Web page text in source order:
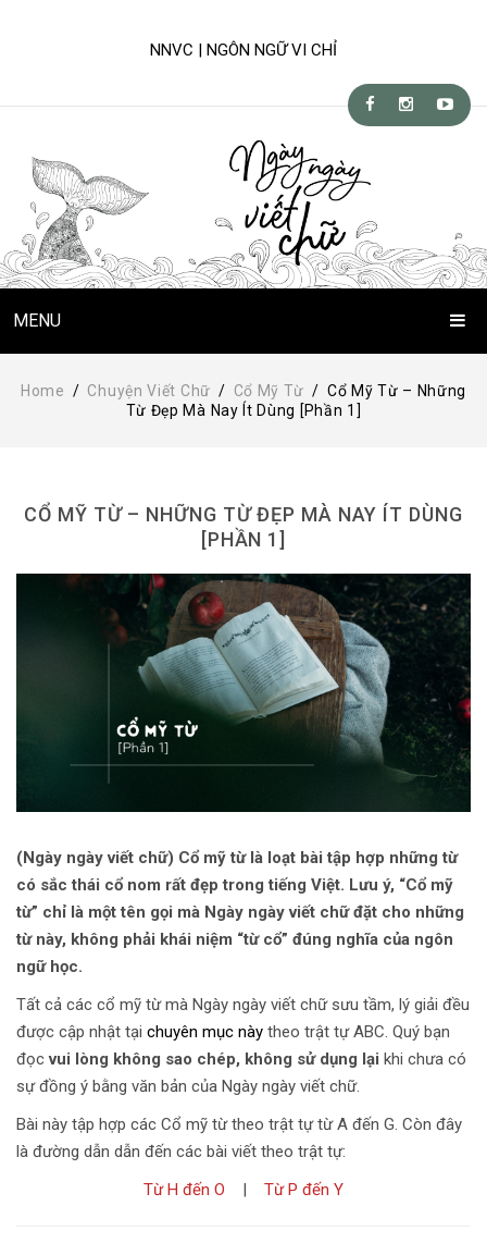
NNVC | NGÔN NGỮ VI CHỈ
MENU
Trang Chủ
Dùng từ đặt câu
Học từ dân gian
Ngòi bút người xưa
Người Việt với tiếng Việt
Sự Kiện Chữ
Thư Viện Chữ
Sách Chữ viết
Sách Chữ đọc
Về Chúng Tôi
Home / Chuyện Viết Chữ / Cổ Mỹ Từ / Cổ Mỹ Từ – Những
Từ Đẹp Mà Nay Ít Dùng [Phần 1]
CỔ MỸ TỪ – NHỮNG TỪ ĐẸP MÀ NAY ÍT DÙNG
[PHẦN 1]
(Ngày ngày viết chữ) Cổ mỹ từ là loạt bài tập hợp những từ
có sắc thái cổ nom rất đẹp trong tiếng Việt. Lưu ý, “Cổ mỹ
từ” chỉ là một tên gọi mà Ngày ngày viết chữ đặt cho những
từ này, không phải khái niệm “từ cổ” đúng nghĩa của ngôn
ngữ học.
Tất cả các cổ mỹ từ mà Ngày ngày viết chữ sưu tầm, lý giải đều
được cập nhật tại chuyên mục này theo trật tự ABC. Quý bạn
đọcvui lòng không sao chép, không sử dụng lại khi chưa có
sự đồng ý bằng văn bản của Ngày ngày viết chữ.
Bài này tập hợp các Cổ mỹ từ theo trật tự từ A đến G. Còn đây
là đường dẫn dẫn đến các bài viết theo trật tự:
Từ H đến O Từ P đến Y